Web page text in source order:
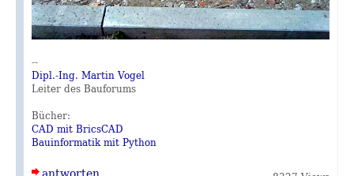
--
Dipl.-Ing. Martin Vogel
Leiter des Bauforums
Bücher:
CAD mit BricsCAD
Bauinformatik mit Python